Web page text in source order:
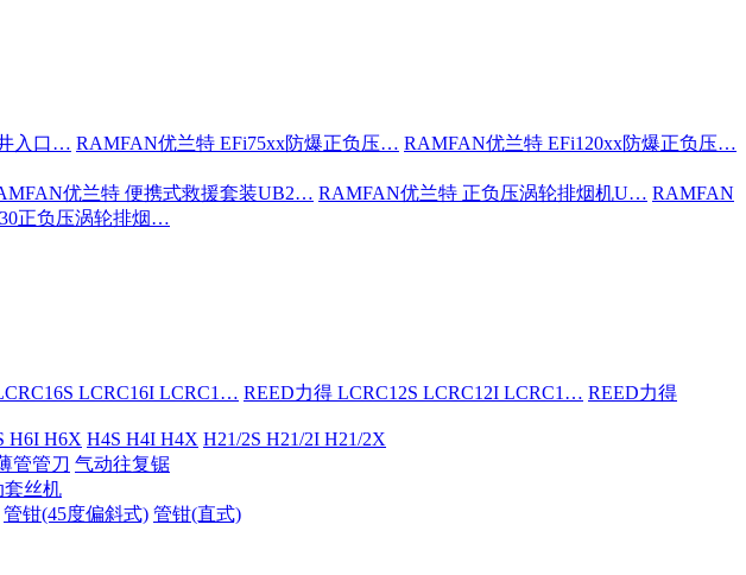
入口… RAMFAN优兰特 EFi75xx防爆正负压… RAMFAN优兰特 EFi120xx防爆正负压…
优兰特 便携式救援套装UB2… RAMFAN优兰特 正负压涡轮排烟机U… RAMFAN
正负压涡轮排烟…
LCRC16I LCRC1… REED力得 LCRC12S LCRC12I LCRC1… REED力得
H6I H6X H4S H4I H4X H21/2S H21/2I H21/2X
管管刀 气动往复锯
套丝机
管钳(45度偏斜式) 管钳(直式)